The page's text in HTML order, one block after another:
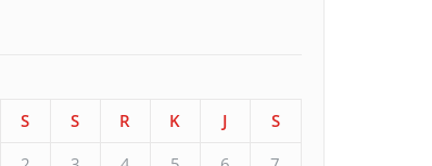
S S R K J
S